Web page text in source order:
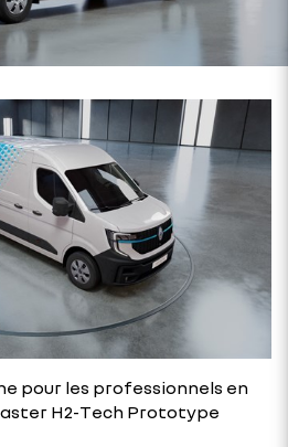
pour les professionnels en
H2-Tech Prototype